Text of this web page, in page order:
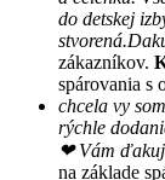
do detskej
zákazníkov.
spárovania s
chcela vy
rýchle
❤ Vám
na základe